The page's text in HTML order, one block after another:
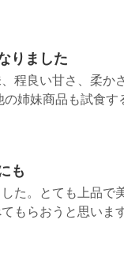
りました
程良い甘さ、柔か
の姉妹商品も試食す
も
た。とても上品で
食べてもら